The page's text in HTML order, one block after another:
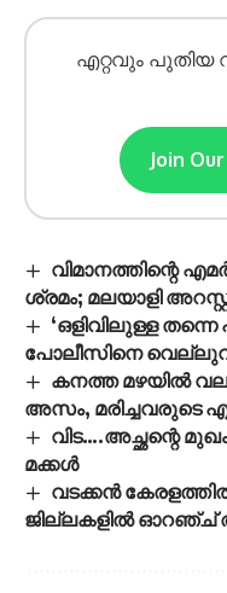
എറ്റവും പുതിയ
Join
വിമാനത്തിന്റെ
ശ്രമം; മലയാളി
‘ഒളിവിലുള്ള തന്നെ
പോലീസിനെ
കനത്ത മഴയില്‍
അസം, മരിച്ചവരുടെ
വിട….അച്ഛന്റെ
മക്കൾ
വടക്കൻ
ജില്ലകളിൽ ഓറഞ്ച്